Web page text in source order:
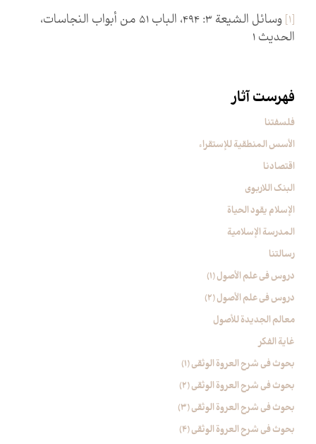
[1]
وسائل الشيعة 3: 494، الباب 51 من أبواب النجاسات،
الحديث 1
فهرست آثار
فلسفتنا
الأسس المنطقیة للإستقراء
اقتصادنا
البنک اللاربوی
الإسلام یقود الحیاة
المدرسة الإسلامیة
رسالتنا
دروس فی علم الأصول (1)
دروس فی علم الأصول (2)
معالم الجدیدة للأصول
غایة الفکر
بحوث في شرح العروة الوثقی (۱)
بحوث في شرح العروة الوثقی (2)
بحوث في شرح العروة الوثقی (۳)
بحوث في شرح العروة الوثقی (4)